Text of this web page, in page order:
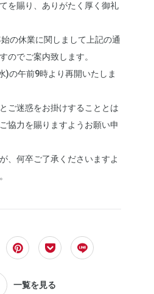
を賜り、ありがたく厚く御礼
の休業に関しまして上記の通
のでご案内致します。
)の午前9時より再開いたしま
ご迷惑をお掛けすることとは
協力を賜りますようお願い申
、何卒ご了承くださいますよ
一覧を見る